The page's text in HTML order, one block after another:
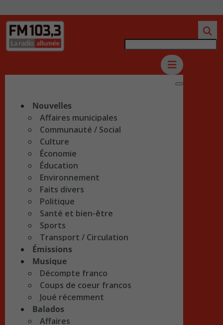
Nouvelles
Affaires municipales
Communauté / Social
Culture
Économie
Éducation
Environnement
Faits divers
Politique
Santé et bien-être
Sports
Transport / Circulation
Émissions
Musique
Décompte franco
Coups de coeur francos
Joué récemment
Balados
Affaires